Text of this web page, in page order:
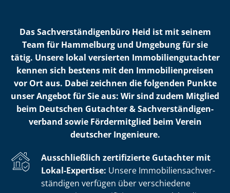
Das Sach­ver­stän­di­gen­bü­ro Heid ist mit seinem
Team für Hammelburg und Umgebung für sie
tätig. Unsere lokal versierten Im­mo­bi­li­en­gut­ach­ter
kennen sich bestens mit den Im­mo­bi­li­en­prei­sen
vor Ort aus. Dabei zeichnen die folgenden Punkte
unser Angebot für Sie aus: Wir sind zudem Mitglied
beim Deutschen Gutachter & Sach­ver­stän­di­gen­
ver­band sowie Fördermitglied beim Verein
deutscher Ingenieure.
Ausschließlich zertifizierte Gutachter mit
Lokal-Expertise: Unsere Im­mo­bi­li­en­sach­ver­
stän­di­gen verfügen über verschiedene